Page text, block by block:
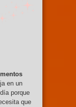
en un
porque
que